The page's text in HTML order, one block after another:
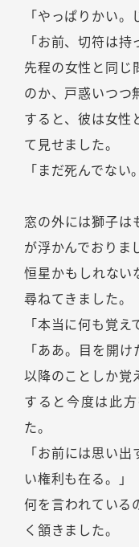
「やっぱりかい。
「お前、切符は持
先程の女性と同じ
のか、戸惑いつつ
すると、彼は女性
て見せました。
「まだ死んでない
窓の外には獅子は
が浮かんでおりま
恒星かもしれない
尋ねてきました。
「本当に何も覚え
「ああ。目を開
以降のことしか覚
すると今度は此
た。
「お前には思い
い権利も在る。」
何を言われている
く頷きました。